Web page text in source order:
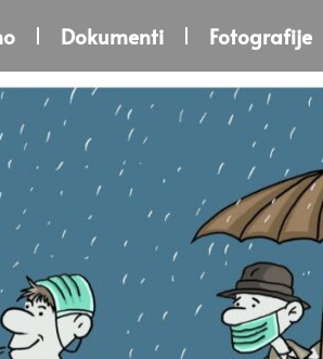
Dokumenti Fotografije